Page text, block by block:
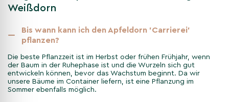
Weißdorn
Bis wann kann ich den Apfeldorn 'Carrierei'
pflanzen?
Die beste Pflanzzeit ist im Herbst oder frühen Frühjahr, wenn
der Baum in der Ruhephase ist und die Wurzeln sich gut
entwickeln können, bevor das Wachstum beginnt. Da wir
unsere Bäume im Container liefern, ist eine Pflanzung im
Sommer ebenfalls möglich.